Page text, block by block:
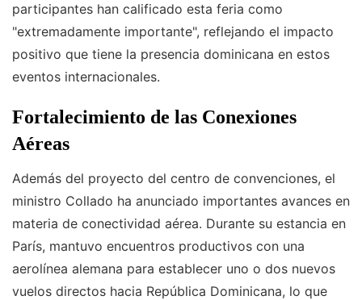
participantes han calificado esta feria como
"extremadamente importante", reflejando el impacto
positivo que tiene la presencia dominicana en estos
eventos internacionales.
Fortalecimiento de las Conexiones
Aéreas
Además del proyecto del centro de convenciones, el
ministro Collado ha anunciado importantes avances en
materia de conectividad aérea. Durante su estancia en
París, mantuvo encuentros productivos con una
aerolínea alemana para establecer uno o dos nuevos
vuelos directos hacia República Dominicana, lo que